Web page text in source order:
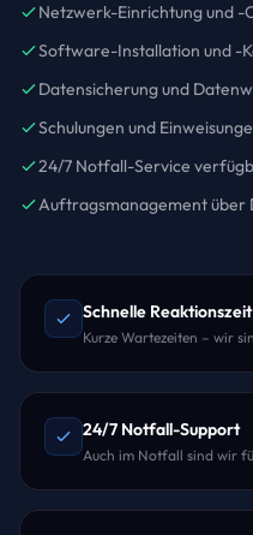
Netzwerk-Einrichtung und -
Software-Installation und -
Datensicherung und
Schulungen und
24/7 Notfall-Service
Auftragsmanagement über
Schnelle Reaktionszeit
Kurze Wartezeiten – wir
24/7 Notfall-Support
Auch im Notfall sind wir